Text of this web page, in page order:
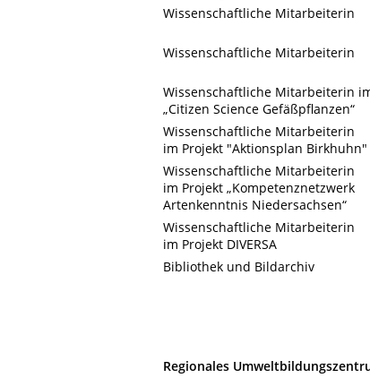
Wissenschaftliche Mitarbeiterin
Wissenschaftliche Mitarbeiterin
Wissenschaftliche Mitarbeiterin
„Citizen Science Gefäßpflanzen“
Wissenschaftliche Mitarbeiterin
im Projekt "Aktionsplan Birkhuhn"
Wissenschaftliche Mitarbeiterin
im Projekt „Kompetenznetzwerk
Artenkenntnis Niedersachsen“
Wissenschaftliche Mitarbeiterin
im Projekt DIVERSA
Bibliothek und Bildarchiv
Regionales